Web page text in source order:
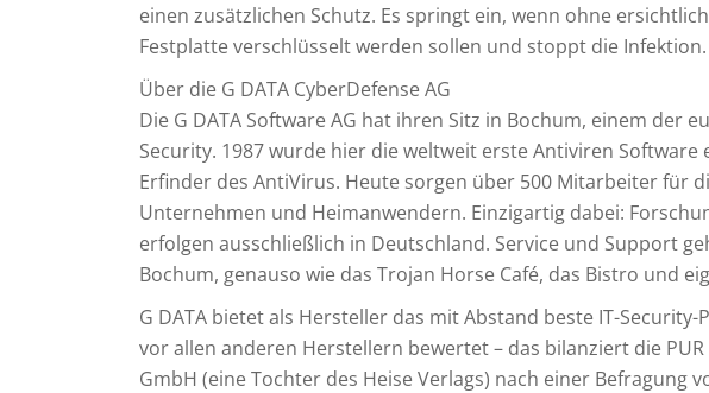
einen zusätzlichen Schutz. Es springt ein, wenn ohne
Festplatte verschlüsselt werden sollen und stoppt die Infektion.
Über die G DATA CyberDefense AG
Die G DATA Software AG hat ihren Sitz in Bochum, einem der
Security. 1987 wurde hier die weltweit erste Antiviren Software
Erfinder des AntiVirus. Heute sorgen über 500 Mitarbeiter für
Unternehmen und Heimanwendern. Einzigartig dabei:
erfolgen ausschließlich in Deutschland. Service und Support
Bochum, genauso wie das Trojan Horse Café, das Bistro und
G DATA bietet als Hersteller das mit Abstand beste IT-Security-
vor allen anderen Herstellern bewertet – das bilanziert die
GmbH (eine Tochter des Heise Verlags) nach einer Befragung